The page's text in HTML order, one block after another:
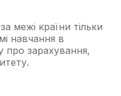
межі країни тільки
навчання в
про зарахування,